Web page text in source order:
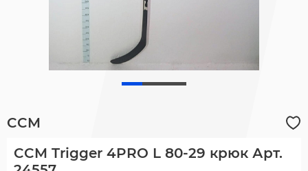
CCM
CCM Trigger 4PRO L 80-29 крюк Арт.